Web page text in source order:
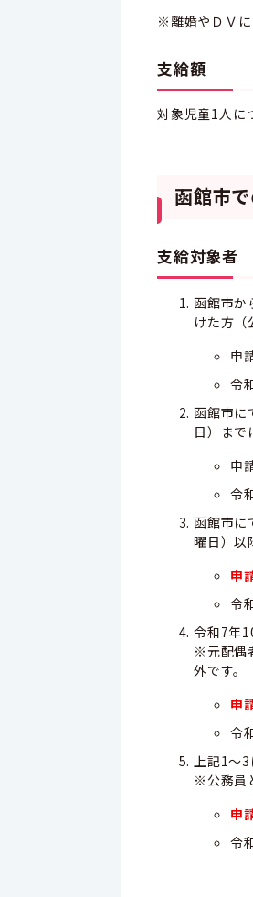
※離婚やＤＶに
支給額
対象児童1人に
函館市
支給対象者
函館市か
けた方（
申
令
函館市に
日）まで
申
令
函館市に
曜日）以
申
令
令和7年
※元配偶
外です。
申
令
上記1〜
※公務員
申
令